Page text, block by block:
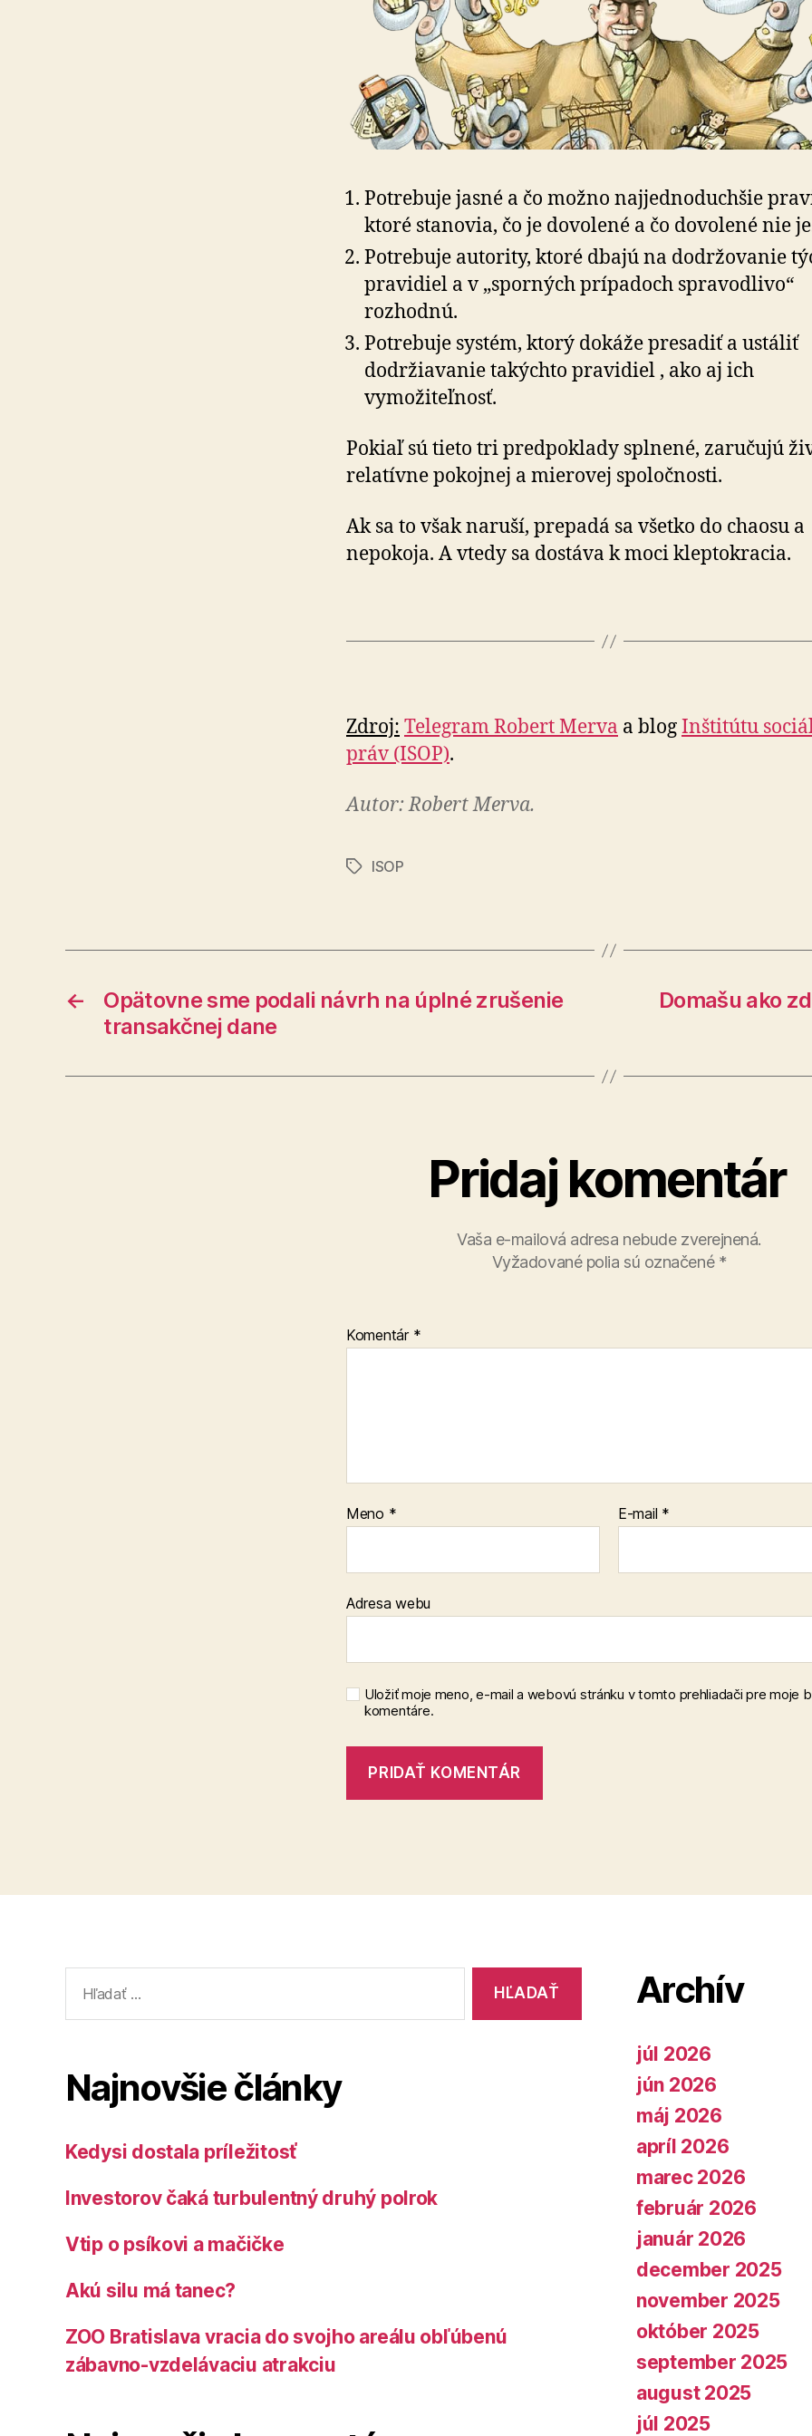
Potrebuje jasné a čo možno najjednoduchšie
ktoré stanovia, čo je dovolené a čo dovolené nie
Potrebuje autority, ktoré dbajú na dodržovanie
pravidiel a v „sporných prípadoch spravodlivo“
rozhodnú.
Potrebuje systém, ktorý dokáže presadiť a ustáliť
dodržiavanie takýchto pravidiel , ako aj ich
vymožiteľnosť.
Pokiaľ sú tieto tri predpoklady splnené, zaručujú
relatívne pokojnej a mierovej spoločnosti.
Ak sa to však naruší, prepadá sa všetko do chaosu a
nepokoja. A vtedy sa dostáva k moci kleptokracia.
Zdroj: Telegram Robert Merva a blogInštitútu
práv (ISOP).
Autor: Robert Merva.
Značky
ISOP
←
Opätovne sme podali návrh na úplné zrušenie
transakčnej dane
Domašu ako
Pridaj komentár
Vaša e-mailová adresa nebude zverejnená.
Vyžadované polia sú označené *
Komentár *
Meno * E-mail *
Adresa webu
Uložiť moje meno, e-mail a webovú stránku v tomto prehliadači pre moje
komentáre.
Najnovšie články
Kedysi dostala príležitosť
Investorov čaká turbulentný druhý polrok
Vtip o psíkovi a mačičke
Akú silu má tanec?
ZOO Bratislava vracia do svojho areálu obľúbenú
zábavno-vzdelávaciu atrakciu
Archív
júl 2026
jún 2026
máj 2026
apríl 2026
marec 2026
február 2026
január 2026
december 2025
november 2025
október 2025
september 2025
august 2025
júl 2025